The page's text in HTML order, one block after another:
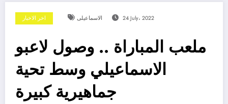
اخر الاخبار الاسماعيلى 24 July، 2022
ملعب المباراة .. وصول لاعبو
الاسماعيلي وسط تحية
جماهيرية كبيرة